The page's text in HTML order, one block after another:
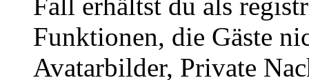
Funktionen, die Gäste
Avatarbilder, Private